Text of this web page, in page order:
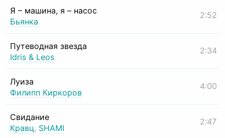
Я – машина, я – насос
Бьянка
2:52
Путеводная звезда
Idris & Leos
2:34
Луиза
Филипп Киркоров
4:00
Свидание
Кравц, SHAMI
2:47